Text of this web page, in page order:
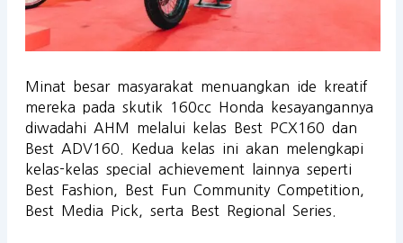
Minat besar masyarakat menuangkan ide kreatif
mereka pada skutik 160cc Honda kesayangannya
diwadahi AHM melalui kelas Best PCX160 dan
Best ADV160. Kedua kelas ini akan melengkapi
kelas-kelas special achievement lainnya seperti
Best Fashion, Best Fun Community Competition,
Best Media Pick, serta Best Regional Series.